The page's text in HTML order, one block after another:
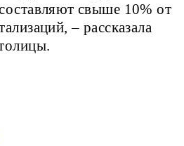
свыше 10% от
– рассказала